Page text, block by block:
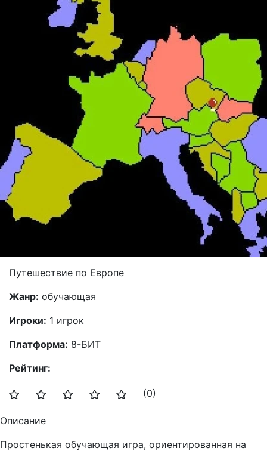
Путешествие по Европе
Жанр: обучающая
Игроки: 1 игрок
Платформа: 8-БИТ
Рейтинг:
(0)
Описание
Простенькая обучающая игра, ориентированная на